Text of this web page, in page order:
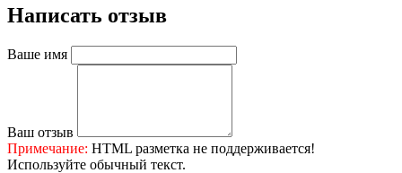
Написать отзыв
Ваше имя
Ваш отзыв
Примечание: HTML разметка не поддерживается!
Используйте обычный текст.